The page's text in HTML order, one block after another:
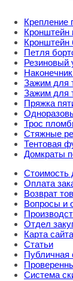
Крепление
Кронштейн
Кронштейн
Петля
Резиновый
Зажим для
Зажим для
Пряжка
Трос
Стяжные
Тентовая
Домкраты
Стоимость
Оплата
Возврат
Вопросы и
Отдел
Карта сайта
Статьи
Публичная
Система